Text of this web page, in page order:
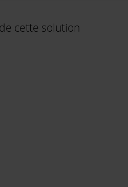
cette solution